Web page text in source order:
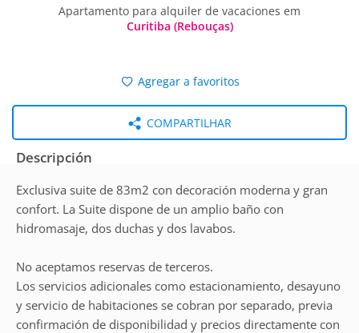
Apartamento para alquiler de vacaciones em
Curitiba (Rebouças)
Agregar a favoritos
COMPARTILHAR
Descripción
Exclusiva suite de 83m2 con decoración moderna y gran
confort. La Suite dispone de un amplio baño con
hidromasaje, dos duchas y dos lavabos.
No aceptamos reservas de terceros.
Los servicios adicionales como estacionamiento, desayuno
y servicio de habitaciones se cobran por separado, previa
confirmación de disponibilidad y precios directamente con